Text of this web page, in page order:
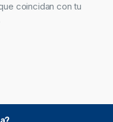
coincidan con tu